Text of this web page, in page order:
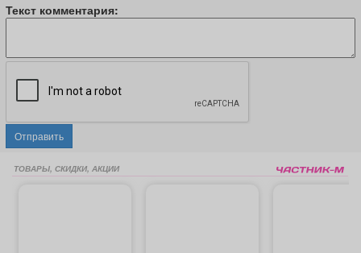
Текст комментария:
Отправить
ТОВАРЫ, СКИДКИ, АКЦИИ